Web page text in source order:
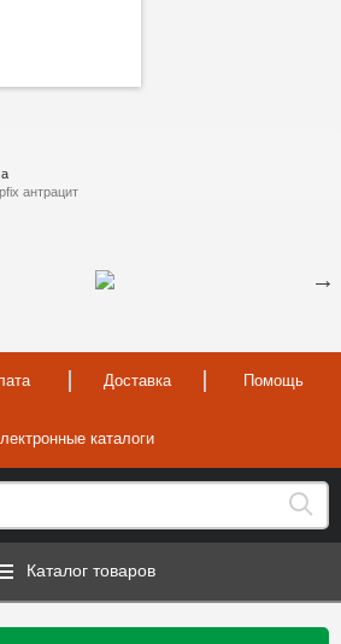
антрацит
Доставка Помощь
каталоги
Каталог товаров